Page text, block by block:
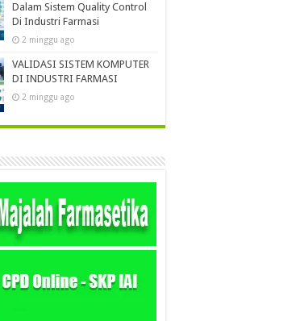
Dalam Sistem Quality Control
Di Industri Farmasi
2 minggu ago
VALIDASI SISTEM KOMPUTER
DI INDUSTRI FARMASI
2 minggu ago